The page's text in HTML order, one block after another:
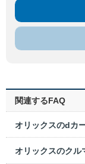
関連するFAQ